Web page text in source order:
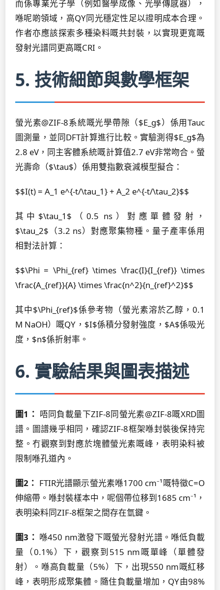
而係專業光子學（例如醫學成像、光學傳感器），
喺呢啲領域，高QY同光穩定性足以證明成本合理。
作者亦應該探索多種染料嘅共封裝，以實現更寬嘅
發射光譜同更高嘅CRI。
5. 技術細節與數學框架
螢光素@ZIF-8系統嘅光學帶隙（$E_g$）係用Tauc
圖測量，並同DFT計算進行比較。實驗測得$E_g$為
2.8 eV，同主客體系統嘅計算值2.7 eV非常吻合。螢
光壽命（$\tau$）係用雙指數衰減模型擬合：
$$I(t) = A_1 e^{-t/\tau_1} + A_2 e^{-t/\tau_2}$$
其中$\tau_1$（0.5 ns）對應單體發射，
$\tau_2$（3.2 ns）對應聚集物種。量子產率係用
相對法計算：
$$\Phi = \Phi_{ref} \times \frac{I}{I_{ref}} \times
\frac{A_{ref}}{A} \times \frac{n^2}{n_{ref}^2}$$
其中$\Phi_{ref}$係參考物（螢光素溶於乙醇，0.1
M NaOH）嘅QY，$I$係積分發射強度，$A$係吸光
度，$n$係折射率。
6. 實驗結果與圖表描述
圖1： 唔同負載量下ZIF-8同螢光素@ZIF-8嘅XRD圖
譜。圖譜幾乎相同，確認ZIF-8框架喺封裝後保持完
整。冇觀察到對應於塊體螢光素嘅峰，表明染料被
限制喺孔道內。
圖2： FTIR光譜顯示螢光素喺1700 cm⁻¹嘅特徵C=O
伸縮帶。喺封裝樣本中，呢個帶位移到1685 cm⁻¹，
表明染料同ZIF-8框架之間存在氫鍵。
圖3： 喺450 nm激發下嘅螢光發射光譜。喺低負載
量（0.1%）下，觀察到515 nm嘅單峰（單體發
射）。喺高負載量（5%）下，出現550 nm嘅紅移
峰，表明形成聚集體。隨住負載量增加，QY由98%